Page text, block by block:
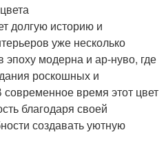
долгую историю и
уже несколько
модерна и ар-нуво, где
роскошных и
время этот цвет
благодаря своей
создавать уютную